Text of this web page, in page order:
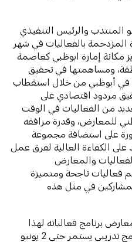
والرئيس التنفيذي
بالفعاليات في شهر
مكانة إمارة ابوظبي كعاصمة
ومساهمتها في تحقيق
في أبوظبي من خلال استقطاب
مردود اقتصادي على
من الفعاليات في الوقت
للمعارض، وقدرة مرافقه
على استضافة مجموعة
الكفاءة العالية لفرق عمل
والمعارض
فعاليات ناجحة ومتميزة
في مثل هذه
برنامج فعالياته لهذا
الشهر بدءاً من 1 مايو بإطلاق برنامج تدريبي يستمر حتى 2 يونيو